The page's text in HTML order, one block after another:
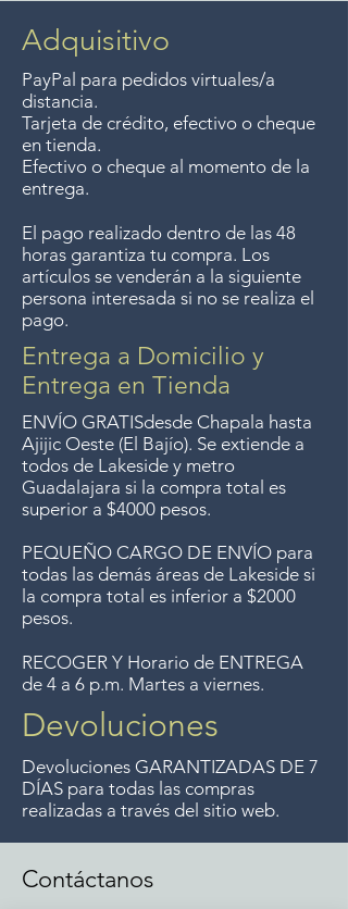
a su compra.
$4000 pesos. We accept returns
up to 7 days after the sale
unless the items are sale priced,
sorry, no returns on sale items.
We previously delivered to
Guadalajara for free but we no
longer offer that service.
Entrega gratis en toda la zona
del Lago de Chapala por
compras de $4000 pesos.
Aceptamos devoluciones hasta
7 días después de la venta a
menos que los artículos tengan
un precio de oferta, lo
sentimos, no se aceptan
devoluciones de artículos en
oferta. Anteriormente hacíamos
envíos gratis a Guadalajara pero
ya no ofrecemos ese servicio.
Adquisitivo
PayPal para pedidos virtuales/a
distancia.
Tarjeta de crédito, efectivo o cheque
en tienda.
Efectivo o cheque al momento de la
entrega.
El pago realizado dentro de las 48
horas garantiza tu compra. Los
artículos se venderán a la siguiente
persona interesada si no se realiza el
pago.
Entrega a Domicilio y
Entrega en Tienda
ENVÍO GRATISdesde Chapala hasta
Ajijic Oeste (El Bajío). Se extiende a
todos de Lakeside y metro
Guadalajara si la compra total es
superior a $4000 pesos.
PEQUEÑO CARGO DE ENVÍO para
todas las demás áreas de Lakeside si
la compra total es inferior a $2000
pesos.
RECOGER Y Horario de ENTREGA
de 4 a 6 p.m. Martes a viernes.
Devoluciones
Devoluciones GARANTIZADAS DE 7
DÍAS para todas las compras
realizadas a través del sitio web.
Contáctanos